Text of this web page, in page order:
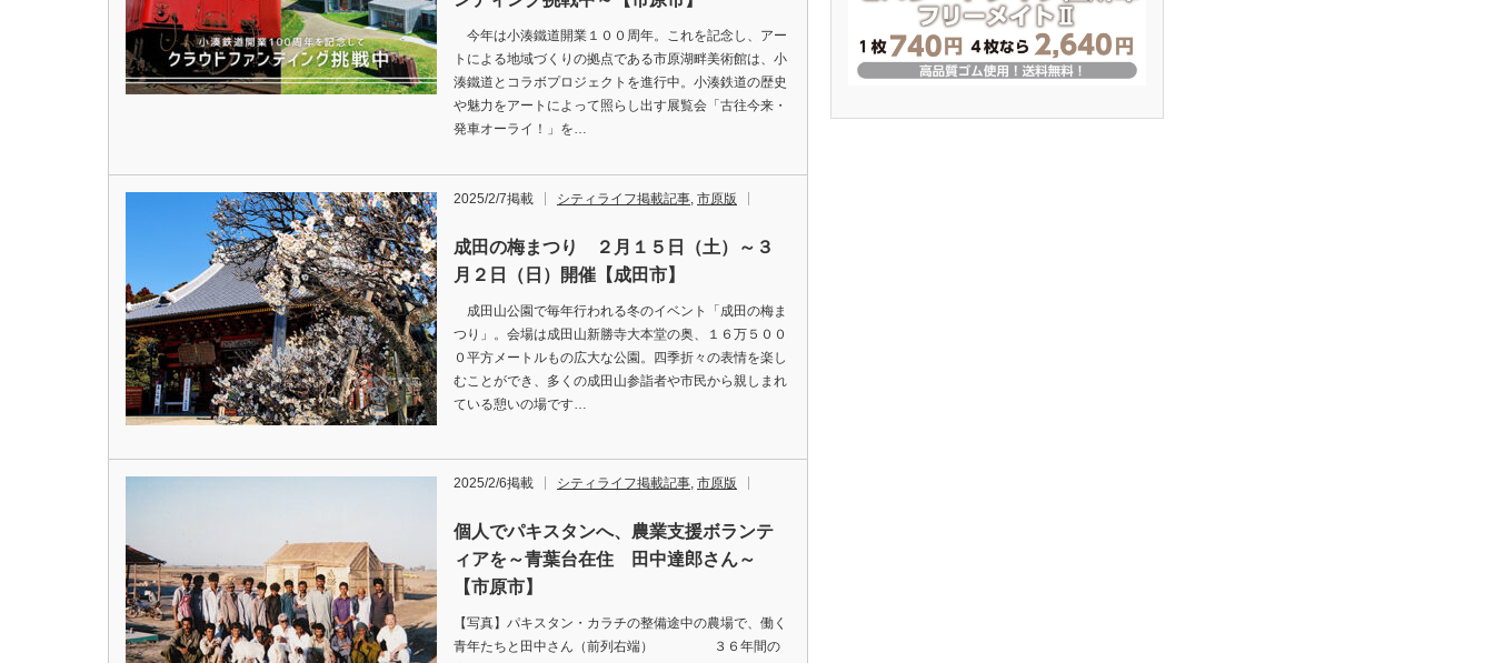
今年は小湊鐵道開業１００周年。これを記念し、アー
トによる地域づくりの拠点である市原湖畔美術館は、小
湊鐵道とコラボプロジェクトを進行中。小湊鉄道の歴史
や魅力をアートによって照らし出す展覧会「古往今来・
発車オーライ！」を…
2025/2/7掲載 シティライフ掲載記事, 市原版
成田の梅まつり ２月１５日（土）～３
月２日（日）開催【成田市】
成田山公園で毎年行われる冬のイベント「成田の梅ま
つり」。会場は成田山新勝寺大本堂の奥、１６万５００
０平方メートルもの広大な公園。四季折々の表情を楽し
むことができ、多くの成田山参詣者や市民から親しまれ
ている憩いの場です…
2025/2/6掲載 シティライフ掲載記事, 市原版
個人でパキスタンへ、農業支援ボランテ
ィアを～青葉台在住 田中達郎さん～
【市原市】
【写真】パキスタン・カラチの整備途中の農場で、働く
青年たちと田中さん（前列右端） ３６年間の